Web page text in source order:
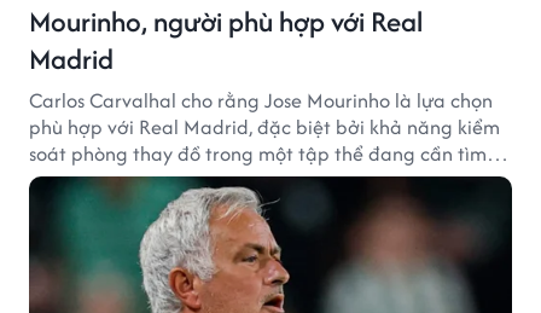
Mourinho, người phù hợp với Real
Madrid
Carlos Carvalhal cho rằng Jose Mourinho là lựa chọn
phù hợp với Real Madrid, đặc biệt bởi khả năng kiểm
soát phòng thay đồ trong một tập thể đang cần tìm
lại sự ổn định.